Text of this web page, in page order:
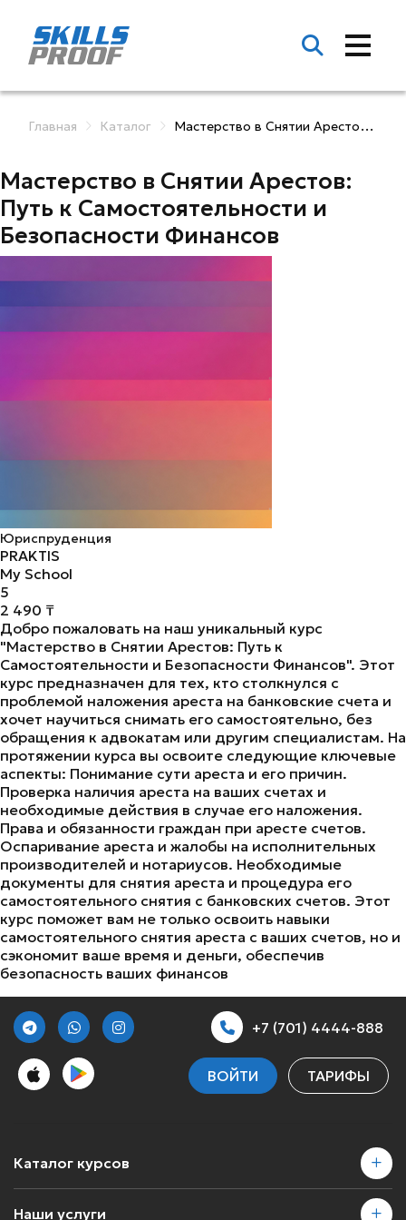
Главная Каталог Мастерство в Снятии Арестов: Путь к Самостоятельности и Безо...
Мастерство в Снятии Арестов:
Путь к Самостоятельности и
Безопасности Финансов
Юриспруденция
PRAKTIS
My School
5
2 490 ₸
Добро пожаловать на наш уникальный курс
"Мастерство в Снятии Арестов: Путь к
Самостоятельности и Безопасности Финансов". Этот
курс предназначен для тех, кто столкнулся с
проблемой наложения ареста на банковские счета и
хочет научиться снимать его самостоятельно, без
обращения к адвокатам или другим специалистам. На
протяжении курса вы освоите следующие ключевые
аспекты: Понимание сути ареста и его причин.
Проверка наличия ареста на ваших счетах и
необходимые действия в случае его наложения.
Права и обязанности граждан при аресте счетов.
Оспаривание ареста и жалобы на исполнительных
производителей и нотариусов. Необходимые
документы для снятия ареста и процедура его
самостоятельного снятия с банковских счетов. Этот
курс поможет вам не только освоить навыки
самостоятельного снятия ареста с ваших счетов, но и
сэкономит ваше время и деньги, обеспечив
безопасность ваших финансов
+7 (701) 4444-888
ВОЙТИ ТАРИФЫ
Каталог курсов
Наши услуги